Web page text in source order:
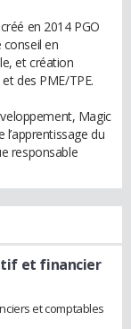
en 2014 PGO
en
et création
des PME/TPE.
Magic
du
responsable
et financier
et comptables